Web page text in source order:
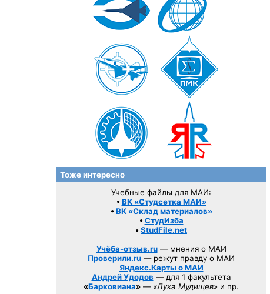
Тоже интересно
Учебные файлы для МАИ:
• ВК «Студсетка МАИ»
• ВК «Склад материалов»
• СтудИзба
• StudFile.net
Учёба-отзыв.ru— мнения о МАИ
Проверили.ru — режут правду о МАИ
Яндекс.Карты о МАИ
Андрей Удодов — для 1 факультета
«Барковиана» — «Лука Мудищев» и пр.